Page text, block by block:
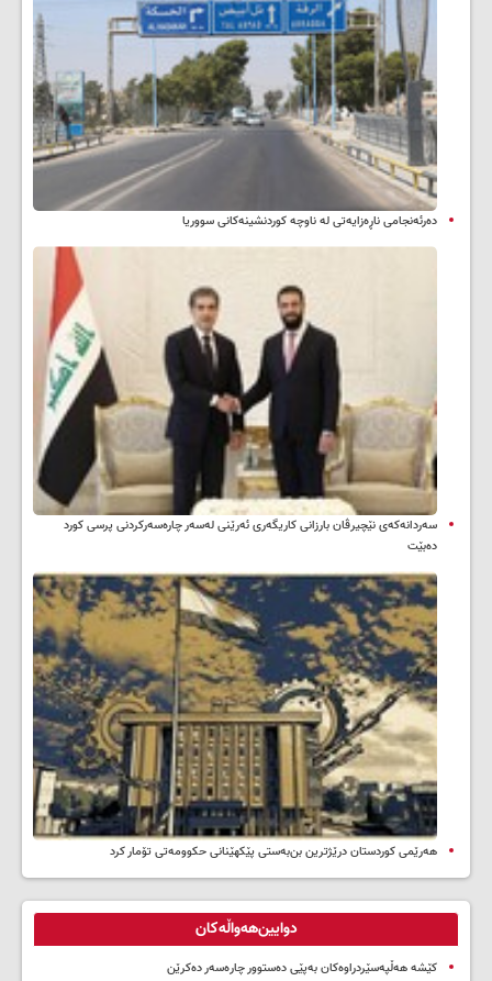
دەرئەنجامی ناڕەزایەتی لە ناوچە کوردنشینەکانی سووریا
سه‌ردانه‌کەی نێچیرڤان بارزانی كاریگه‌ری ئه‌رێنی له‌سه‌ر چاره‌سه‌ركردنی پرسی كورد
ده‌بێت
هەرێمی کوردستان درێژترین بن‌بەستی پێکهێنانی حکوومەتی تۆمار کرد
دوایین‌هەواڵەکان
کێشە هەڵپەسێردراوەکان بەپێی دەستوور چارەسەر دەکرێن